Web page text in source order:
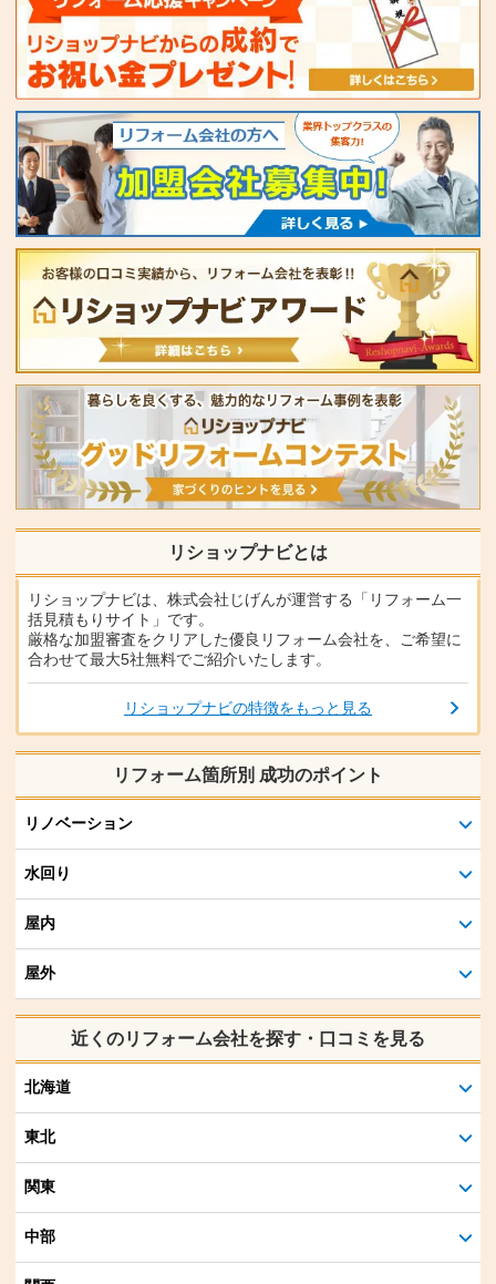
リショップナビとは
リショップナビは、株式会社じげんが運営する「リフォーム一
括見積もりサイト」です。
厳格な加盟審査をクリアした優良リフォーム会社を、ご希望に
合わせて最大5社無料でご紹介いたします。
リショップナビの特徴をもっと見る
リフォーム箇所別 成功のポイント
リノベーション
水回り
屋内
屋外
近くのリフォーム会社を探す・口コミを見る
北海道
東北
関東
中部